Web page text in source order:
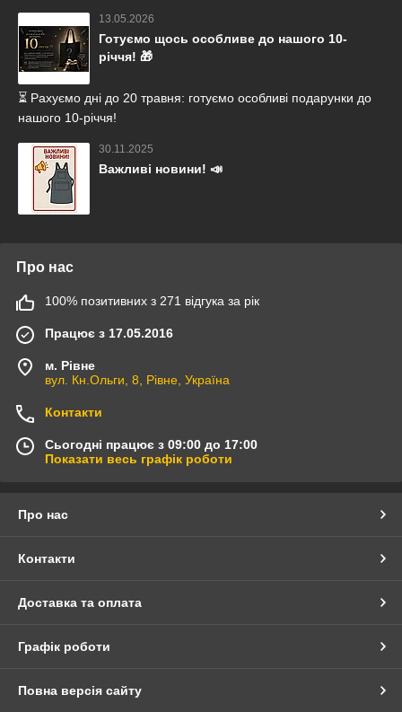
13.05.2026
Готуємо щось особливе до нашого 10-
річчя! 🎁
⏳ Рахуємо дні до 20 травня: готуємо особливі подарунки до
нашого 10-річчя!
30.11.2025
Важливі новини! 📣
Про нас
100% позитивних з 271 відгука за рік
Працює з 17.05.2016
м. Рівне
вул. Кн.Ольги, 8, Рівне, Україна
Контакти
Сьогодні працює з 09:00 до 17:00
Показати весь графік роботи
Про нас
Контакти
Доставка та оплата
Графік роботи
Повна версія сайту